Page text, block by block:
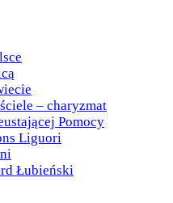
– charyzmat
Pomocy
Liguori
Łubieński